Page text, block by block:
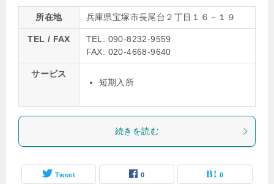
所在地 兵庫県宝塚市長尾台２丁目１６－１９
TEL / FAX
TEL: 090-8232-9559
FAX: 020-4668-9640
サービス
短期入所
続きを読む
Tweet 0 0